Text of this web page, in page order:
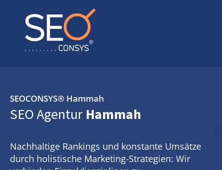
SEOCONSYS® Hammah
SEO Agentur Hammah
Nachhaltige Rankings und konstante Umsätze
durch holistische Marketing-Strategien: Wir